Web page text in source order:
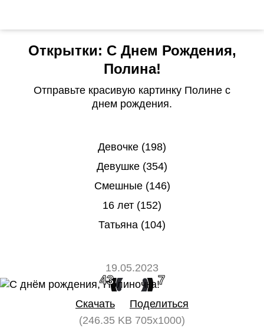
Открытки: С Днем Рождения,
Полина!
Отправьте красивую картинку Полине с
днем рождения.
Девочке (198)
Девушке (354)
Смешные (146)
16 лет (152)
Татьяна (104)
19.05.2023
43 7
Скачать
Поделиться
(246.35 KB 705x1000)